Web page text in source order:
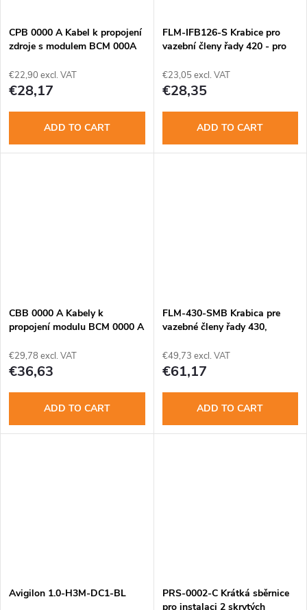
t
s
CPB 0000 A Kabel k propojení
zdroje s modulem BCM 000A
€22,90 excl. VAT
€28,17
ADD TO CART
FLM-IFB126-S Krabice pro
vazební členy řady 420 - pro
€23,05 excl. VAT
€28,35
ADD TO CART
CBB 0000 A Kabely k
propojení modulu BCM 0000 A
€29,78 excl. VAT
€36,63
ADD TO CART
FLM-430-SMB Krabica pre
vazebné členy řady 430,
€49,73 excl. VAT
€61,17
ADD TO CART
Avigilon 1.0-H3M-DC1-BL
PRS-0002-C Krátká sběrnice
pro instalaci 2 skrytých